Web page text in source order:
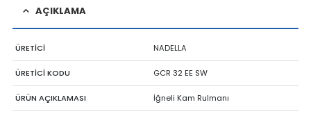
AÇIKLAMA
ÜRETİCİ NADELLA
ÜRETİCİ KODU GCR 32 EE SW
ÜRÜN AÇIKLAMASI İğneli Kam Rulmanı